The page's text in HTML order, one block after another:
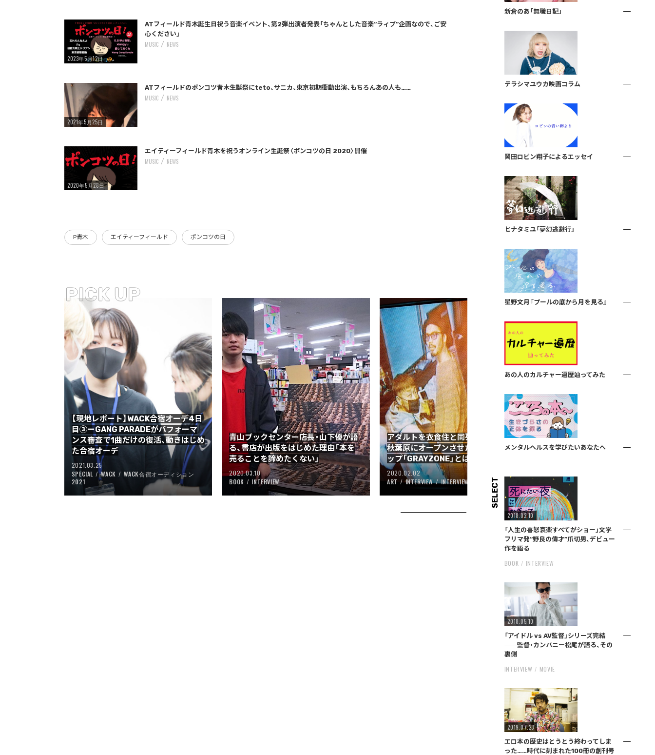
ストリートを愛するカルチャー・マガジン
Warning
: Undefined variable $post_id in
/home/storywriter/storywriter.tokyo/public_html/wp-content/themes/StoryWriter/single.php
on line242
ATフィールド青木誕生日祝う音楽イベント、第2弾出演者発表「ちゃんとした音楽“ラィブ”企画なので、ご安
心ください」
2023年5月12日
MUSIC NEWS
Warning
: Undefined variable $post_id in
/home/storywriter/storywriter.tokyo/public_html/wp-content/themes/StoryWriter/single.php
on line242
ATフィールドのポンコツ青木生誕祭にteto、サニカ、東京初期衝動出演、もちろんあの人も……
2021年5月25日
MUSIC NEWS
Warning
: Undefined variable $post_id in
/home/storywriter/storywriter.tokyo/public_html/wp-content/themes/StoryWriter/single.php
on line242
エイティーフィールド青木を祝うオンライン生誕祭〈ポンコツの日 2020〉開催
2020年5月28日
MUSIC NEWS
P青木 エイティーフィールド ポンコツの日
【現地レポート】WACK合宿オーデ4日
目③ーGANG PARADEがパフォーマ
ンス審査で1曲だけの復活、動きはじめ
た合宿オーデ
2021.03.25
SPECIAL
WACK
WACK合宿オーディション
2021
青山ブックセンター店長・山下優が語
る、書店が出版をはじめた理由「本を
売ることを諦めたくない」
2020.03.10
BOOK
INTERVIEW
アダルトを衣食住と同列に──UKが
秋葉原にオープンさせたブランドショ
ップ「GRAYZONE」とは？
2020.02.02
ART
INTERVIEW INTERVIEW MUSIC
壊れていく出版業界で、飄々と
残していく1人出版社「百万年書
BOOK
INTERVIEW
新倉のあ「無職日記」
テラシマユウカ映画コラム
岡田ロビン翔子によるエッセイ
ヒナタミユ「夢幻逃避行」
星野文月『プールの底から月を見る』
あの人のカルチャー遍歴辿ってみた
メンタルヘルスを学びたいあなたへ
SELECT
2018.02.10
「人生の喜怒哀楽すべてがショー」文学
フリマ発“野良の偉才”爪切男、デビュー
作を語る
BOOK INTERVIEW
2018.05.10
「アイドル vs AV監督」シリーズ完結
──監督・カンパニー松尾が語る、その
裏側
INTERVIEW MOVIE
2019.07.23
エロ本の歴史はとうとう終わってしま
った……時代に刻まれた100冊の創刊号